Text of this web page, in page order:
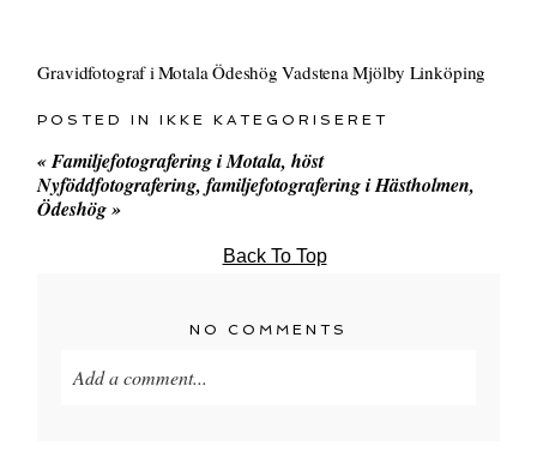
Gravidfotograf i Motala Ödeshög Vadstena Mjölby Linköping
POSTED INIKKE KATEGORISERET
«Familjefotografering i Motala, höst
Nyföddfotografering, familjefotografering i Hästholmen,
Ödeshög»
Back To Top
NO COMMENTS
Add a comment...